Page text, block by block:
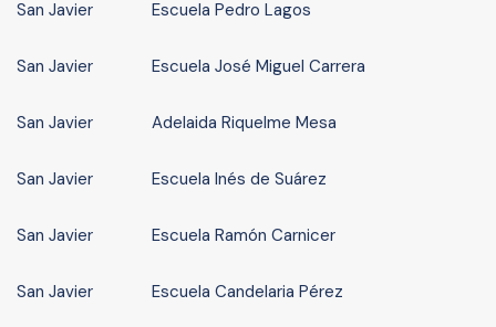
San Javier Escuela Pedro Lagos
San Javier Escuela José Miguel Carrera
San Javier Adelaida Riquelme Mesa
San Javier Escuela Inés de Suárez
San Javier Escuela Ramón Carnicer
San Javier Escuela Candelaria Pérez